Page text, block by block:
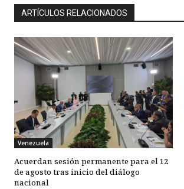
ARTÍCULOS RELACIONADOS
Venezuela
Acuerdan sesión permanente para el 12
de agosto tras inicio del diálogo
nacional